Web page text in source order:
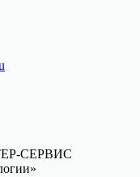
СЕРВИС